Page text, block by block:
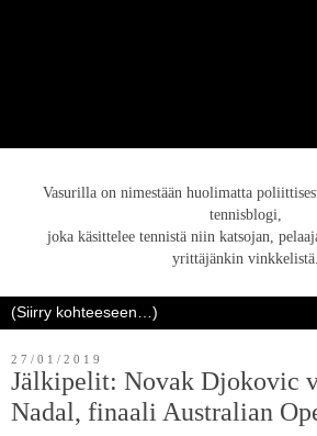
Vasurilla on nimestään huolimatta
tennisblogi,
joka käsittelee tennistä niin katsojan,
yrittäjänkin vinkkelistä.
27/01/2019
Jälkipelit: Novak Djokovic
Nadal, finaali Australian